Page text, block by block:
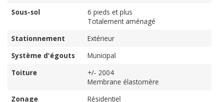
Sous-sol
6 pieds et plus
Totalement aménagé
Stationnement
Extérieur
Système d'égouts
Municipal
Toiture
+/- 2004
Membrane élastomère
Zonage
Résidentiel